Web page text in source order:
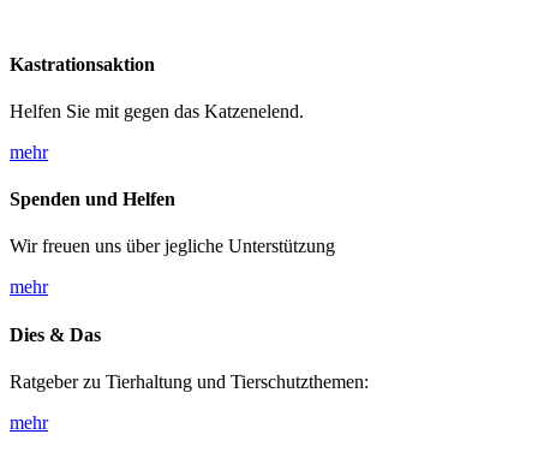
Kastrationsaktion
Helfen Sie mit gegen das Katzenelend.
mehr
Spenden und Helfen
Wir freuen uns über jegliche Unterstützung
mehr
Dies & Das
Ratgeber zu Tierhaltung und Tierschutzthemen:
mehr